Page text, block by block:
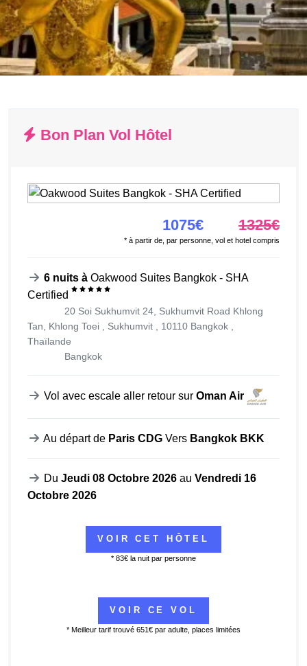
Bon Plan Vol Hôtel
1075€ 1325€
* à partir de, par personne, vol et hotel compris
6 nuits à Oakwood Suites Bangkok - SHA
Certified
20 Soi Sukhumvit 24, Sukhumvit Road Khlong
Tan, Khlong Toei , Sukhumvit , 10110 Bangkok ,
Thaïlande
Bangkok
Vol avec escale aller retour sur Oman Air
Au départ de Paris CDG Vers Bangkok BKK
Du Jeudi 08 Octobre 2026 au Vendredi 16
Octobre 2026
* 83€ la nuit par personne
* Meilleur tarif trouvé 651€ par adulte, places limitées